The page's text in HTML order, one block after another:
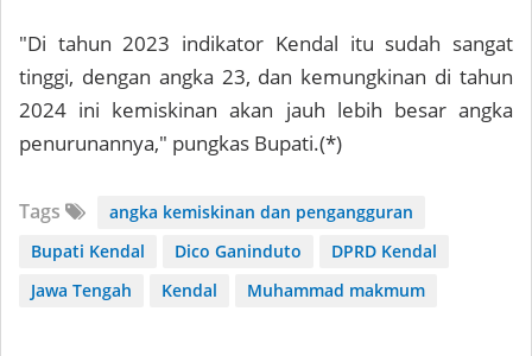
"Di tahun 2023 indikator Kendal itu sudah sangat
tinggi, dengan angka 23, dan kemungkinan di tahun
2024 ini kemiskinan akan jauh lebih besar angka
penurunannya," pungkas Bupati.(*)
Tags
angka kemiskinan dan pengangguran
Bupati Kendal
Dico Ganinduto
DPRD Kendal
Jawa Tengah
Kendal Muhammad makmum